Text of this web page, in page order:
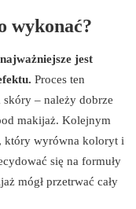
wykonać?
jest
Proces ten
skóry – należy dobrze
makijaż. Kolejnym
który wyrówna koloryt i
się na formuły
mógł przetrwać cały